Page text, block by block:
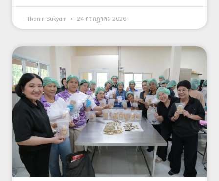
Thanin Sukyam 24 กรกฎาคม 2026